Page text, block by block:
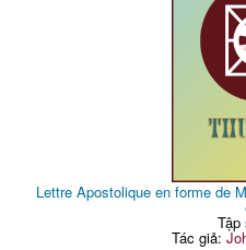
Lettre Apostolique en forme de
Tập
Tác giả: